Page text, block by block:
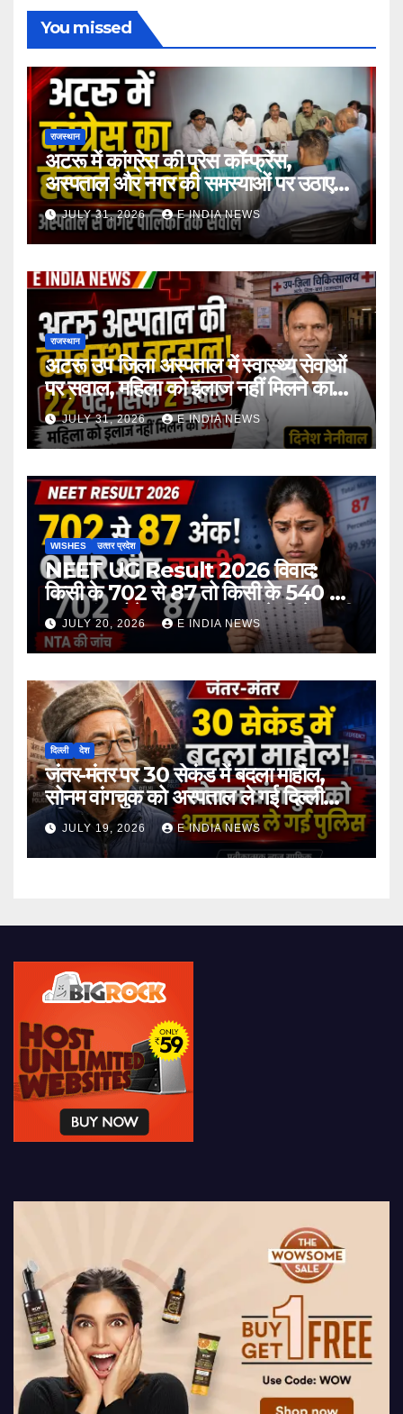
You missed
राजस्थान
अटरू में कांग्रेस की प्रेस कॉन्फ्रेंस,
अस्पताल और नगर की समस्याओं पर उठाए
सवाल
JULY 31, 2026 E INDIA NEWS
राजस्थान
अटरू उप जिला अस्पताल में स्वास्थ्य सेवाओं
पर सवाल, महिला को इलाज नहीं मिलने का
आरोप
JULY 31, 2026 E INDIA NEWS
WISHES उत्‍तर प्रदेश
NEET UG Result 2026 विवाद:
किसी के 702 से 87 तो किसी के 540 से
167 अंक होने का दावा, NTA ने दी चेतावनी
JULY 20, 2026 E INDIA NEWS
दिल्ली देश
जंतर-मंतर पर 30 सेकंड में बदला माहौल,
सोनम वांगचुक को अस्पताल ले गई दिल्ली
पुलिस
JULY 19, 2026 E INDIA NEWS